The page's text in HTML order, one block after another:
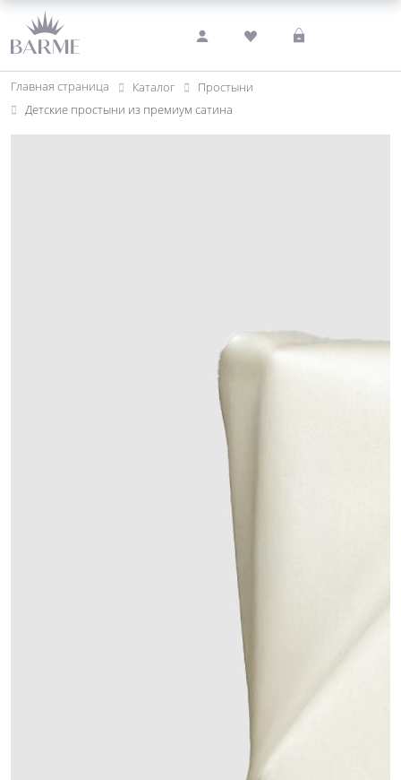
Главная страница Каталог
Простыни
Детские простыни из премиум сатина
ДЕТСКИЕ ПРОСТЫНИ ИЗ